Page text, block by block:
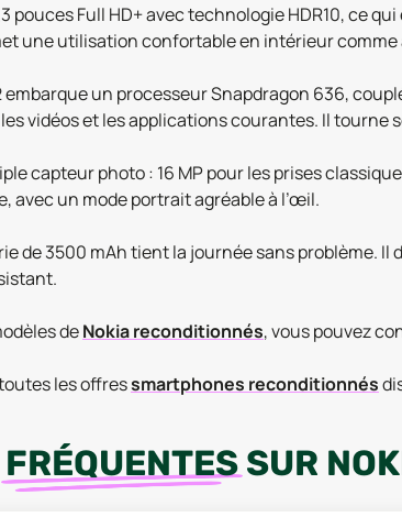
pouces Full HD+ avec technologie HDR10, ce
une utilisation confortable en intérieur comme
embarque un processeur Snapdragon 636,
vidéos et les applications courantes. Il
capteur photo : 16 MP pour les prises
avec un mode portrait agréable à l’œil.
de 3500 mAh tient la journée sans problème. Il
deNokia reconditionnés, vous pouvez
les offressmartphones reconditionnés
FRÉQUENTES SUR